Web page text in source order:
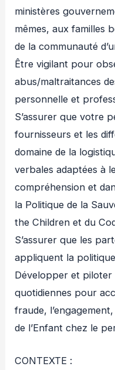
ministères
mêmes, aux familles
de la communauté
Être vigilant pour
abus/maltraitances
personnelle et
S’assurer que votre
fournisseurs et les
domaine de la
verbales adaptées à
compréhension et
la Politique de la
the Children et du
S’assurer que les
appliquent la
Développer et
quotidiennes pour
fraude,
de l’Enfant chez le
CONTEXTE :